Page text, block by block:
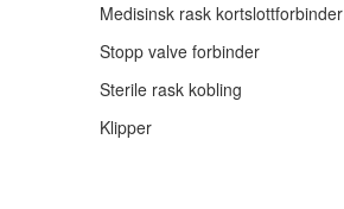
Medisinsk rask kortslottforbinder
Stopp valve forbinder
Sterile rask kobling
Klipper